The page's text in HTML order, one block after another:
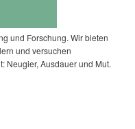
und Forschung. Wir bieten
und versuchen
Neugier, Ausdauer und Mut.